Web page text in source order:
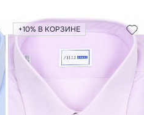
+10% В КОРЗИНЕ